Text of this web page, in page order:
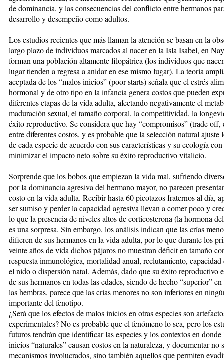
de dominancia, y las consecuencias del conflicto entre hermanos
desarrollo y desempeño como adultos.
Los estudios recientes que más llaman la atención se basan en la
largo plazo de individuos marcados al nacer en la Isla Isabel, en
forman una población altamente filopátrica (los individuos que
lugar tienden a regresa a anidar en ese mismo lugar). La teoría
aceptada de los “malos inicios” (poor starts) señala que el estrés
hormonal y de otro tipo en la infancia genera costos que pueden
diferentes etapas de la vida adulta, afectando negativamente el
maduración sexual, el tamaño corporal, la competitividad, la
éxito reproductivo. Se considera que hay “compromisos” (trade off,
entre diferentes costos, y es probable que la selección natural ajuste
de cada especie de acuerdo con sus características y su ecología
minimizar el impacto neto sobre su éxito reproductivo vitalicio.
Sorprende que los bobos que empiezan la vida mal, sufriendo
por la dominancia agresiva del hermano mayor, no parecen
costo en la vida adulta. Recibir hasta 60 picotazos fraternos al día,
ser sumiso y perder la capacidad agresiva llevan a comer poco y
lo que la presencia de niveles altos de corticosterona (la hormona
es una sorpresa. Sin embargo, los análisis indican que las crías
difieren de sus hermanos en la vida adulta, por lo que durante los
veinte años de vida dichos pájaros no muestran déficit en tamaño
respuesta inmunológica, mortalidad anual, reclutamiento, capacidad
el nido o dispersión natal. Además, dado que su éxito reproductivo
de sus hermanos en todas las edades, siendo de hecho “superior”
las hembras, parece que las crías menores no son inferiores en
importante del fenotipo.
¿Será que los efectos de malos inicios en otras especies son
experimentales? No es probable que el fenómeno lo sea, pero los
futuros tendrán que identificar las especies y los contextos en donde
inicios “naturales” causan costos en la naturaleza, y documentar no
mecanismos involucrados, sino también aquellos que permiten